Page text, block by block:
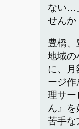
ない…
せんか
豊橋
地域の
に、
ージ
理サー
ん』
苦手な